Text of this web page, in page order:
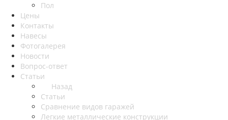
Пол
Цены
Контакты
Навесы
Фотогалерея
Новости
Вопрос-ответ
Статьи
Назад
Статьи
Сравнение видов гаражей
Легкие металлические конструкции